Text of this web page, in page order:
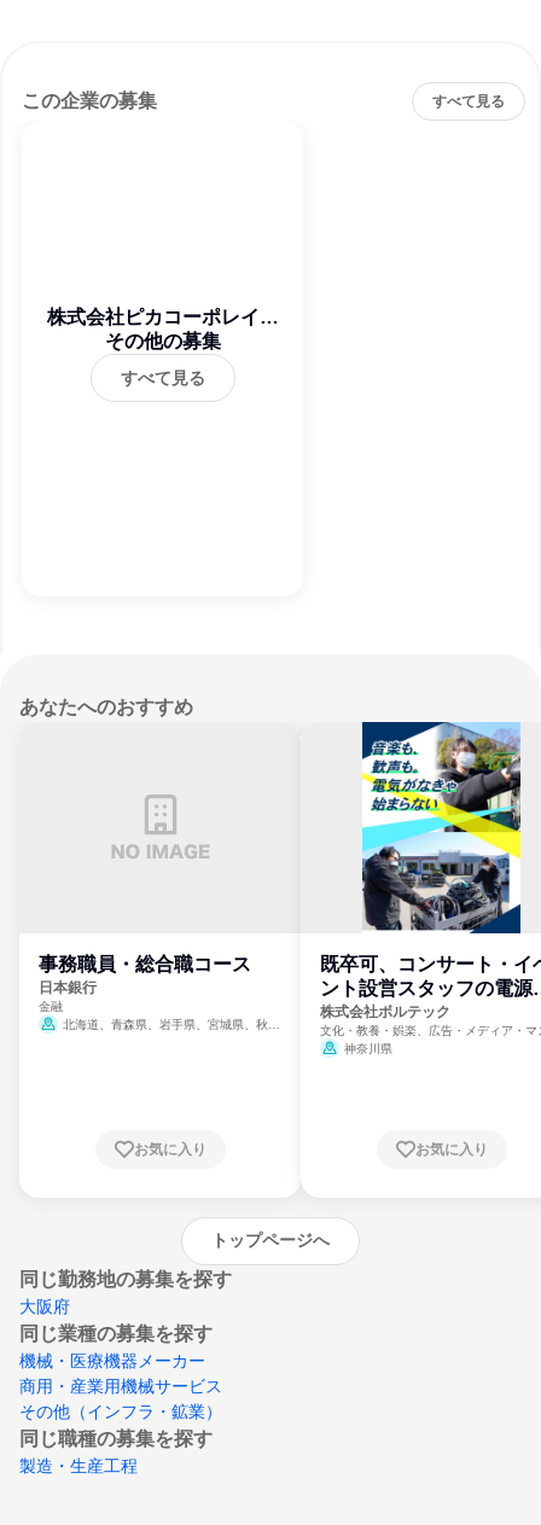
この企業の募集 すべて見る
株式会社ピカコーポレイシ
ョン
その他の募集
すべて見る
あなたへのおすすめ
事務職員・総合職コース
日本銀行
金融
北海道、青森県、岩手県、宮城県、秋田
崎県、熊本県、大分県、宮崎県、鹿児島県、
お気に入り
既卒可、コンサート・イ
ント設営スタッフの電源
門
株式会社ボルテック
文化・教養・娯楽、広告・メディア・マ
ミ、電力・ガス・水道・エネルギー
神奈川県
お気に入り
トップページへ
同じ勤務地の募集を探す
大阪府
同じ業種の募集を探す
機械・医療機器メーカー
商用・産業用機械サービス
その他（インフラ・鉱業）
同じ職種の募集を探す
製造・生産工程